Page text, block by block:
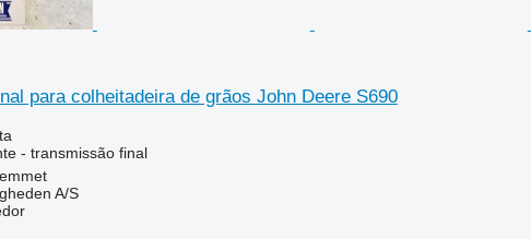
para colheitadeira de grãos John Deere S690
- transmissão final
A/S